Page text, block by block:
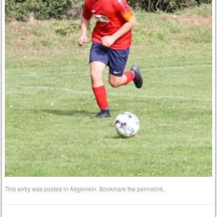
This entry was posted inAllgemein . Bookmark thepermalink